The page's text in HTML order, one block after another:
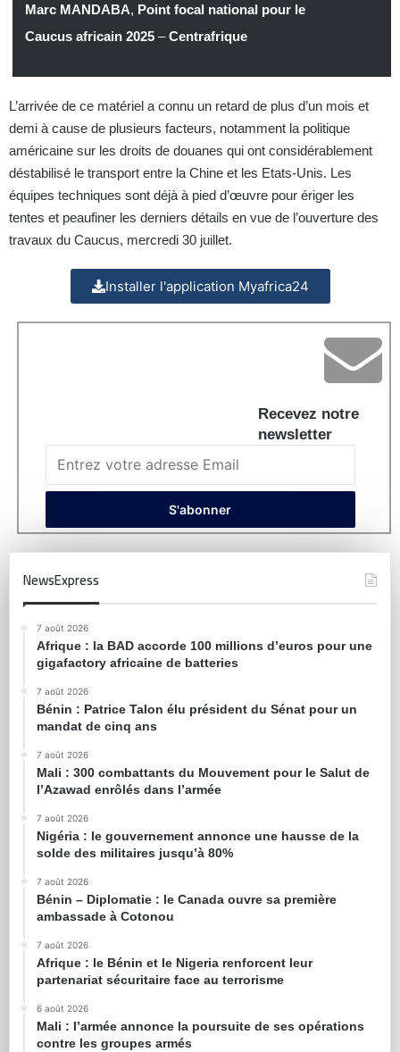
Marc MANDABA, Point focal national pour le
Caucus africain 2025–Centrafrique
L’arrivée de ce matériel a connu un retard de plus d’un mois et
demi à cause de plusieurs facteurs, notamment la politique
américaine sur les droits de douanes qui ont considérablement
déstabilisé le transport entre la Chine et les Etats-Unis. Les
équipes techniques sont déjà à pied d’œuvre pour ériger les
tentes et peaufiner les derniers détails en vue de l’ouverture des
travaux du Caucus, mercredi 30 juillet.
Installer l'application Myafrica24
Recevez notre
newsletter
NewsExpress
7 août 2026
Afrique : la BAD accorde 100 millions d’euros pour une
gigafactory africaine de batteries
7 août 2026
Bénin : Patrice Talon élu président du Sénat pour un
mandat de cinq ans
7 août 2026
Mali : 300 combattants du Mouvement pour le Salut de
l’Azawad enrôlés dans l’armée
7 août 2026
Nigéria : le gouvernement annonce une hausse de la
solde des militaires jusqu’à 80%
7 août 2026
Bénin – Diplomatie : le Canada ouvre sa première
ambassade à Cotonou
7 août 2026
Afrique : le Bénin et le Nigeria renforcent leur
partenariat sécuritaire face au terrorisme
6 août 2026
Mali : l’armée annonce la poursuite de ses opérations
contre les groupes armés